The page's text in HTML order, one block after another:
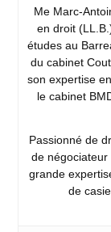
Me Marc-
en droit
études au
du cabinet
son expertise
le cabinet
Passionné de
de
grande
de